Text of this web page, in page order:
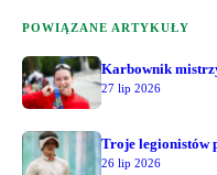
POWIĄZANE ARTYKUŁY
Karbownik
27 lip 2026
Troje legionistów
26 lip 2026